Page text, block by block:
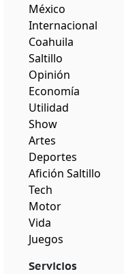
México
Internacional
Coahuila
Saltillo
Opinión
Economía
Utilidad
Show
Artes
Deportes
Afición Saltillo
Tech
Motor
Vida
Juegos
Servicios